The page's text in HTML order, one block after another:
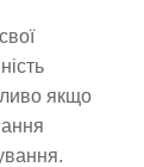
якщо